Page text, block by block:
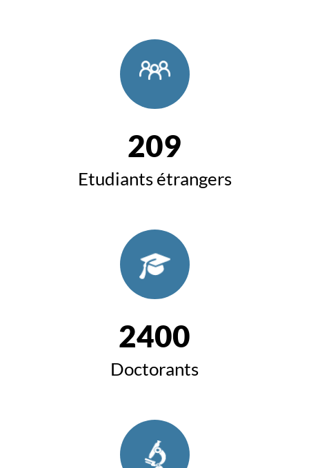
209
Etudiants étrangers
2400
Doctorants